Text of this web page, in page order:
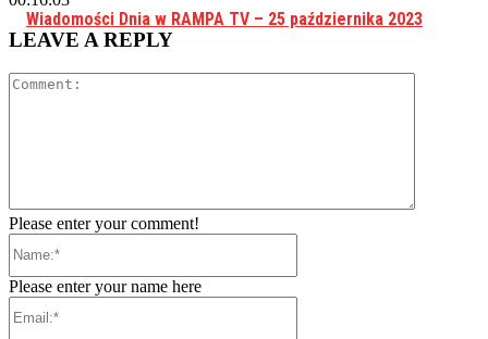
Wiadomości Dnia w RAMPA TV – 25 października 2023
LEAVE A REPLY
Please enter your comment!
Please enter your name here